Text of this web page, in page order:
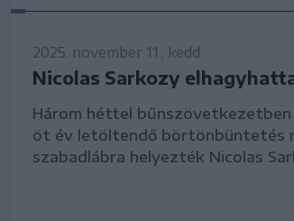
2025. november 11., kedd
Nicolas Sarkozy
Három héttel
öt év letöltendő börtönbüntetés
szabadlábra helyezték Nicolas